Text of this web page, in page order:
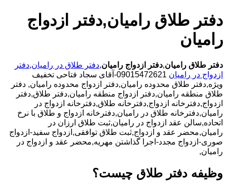
دفتر طلاق رامیان,دفتر ازدواج
رامیان
دفتر طلاق رامیان,دفتر ازدواج رامیان,دفتر طلاق در رامیان,دفتر
ازدواج در رامیان
09015472621-آقای سجاد فتاحی تخفیف
ویژه,دفتر طلاق محدوده رامیان,دفتر ازدواج محدوده رامیان, دفتر
طلاق منطقه رامیان,دفتر ازدواج منطقه رامیان,دفتر طلاق,دفتر
ازدواج,دفترخانه ازدواج,دفترخانه طلاق,دفترخانه ازدواج در
رامیان,دفترخانه طلاق در رامیان,دفترخانه ازدواج و طلاق با نرخ
اتحاده,سالن عقد ازدواج در رامیان,ثبت طلاق ارزان در
رامیان,محضر عقد و ازدواج,ثبت طلاق توافقی,ازدواج سفید-ازدواج
صوری-ازدواج مجدد-اجرا گذاشتن مهریه,محضر عقد و ازدواج در
رامیان,
وظیفه دفتر طلاق چیست؟